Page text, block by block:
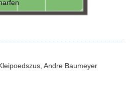
Andre Baumeyer